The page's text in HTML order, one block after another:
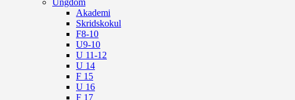
Ungdom
Akademi
Skridskokul
F8-10
U9-10
U 11-12
U 14
F 15
U 16
F 17